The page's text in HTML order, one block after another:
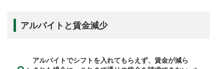
アルバイトと賃金減少
アルバイトでシフトを入れてもらえず、賃金が減ら